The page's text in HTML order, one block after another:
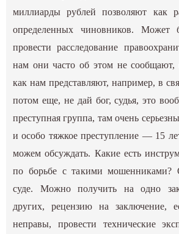
миллиарды рублей позволяют как
определенных чиновников. Может
провести расследование
нам они часто об этом не сообщают,
как нам представляют, например, в
потом еще, не дай бог, судья, это
преступная группа, там очень
и особо тяжкое преступление — 15
можем обсуждать. Какие есть
по борьбе с такими мошенниками?
суде. Можно получить на одно
других, рецензию на заключение,
неправы, провести технические